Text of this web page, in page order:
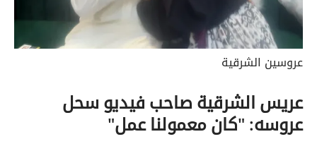
عروسين الشرقية
عريس الشرقية صاحب فيديو سحل
عروسه: "كان معمولنا عمل"